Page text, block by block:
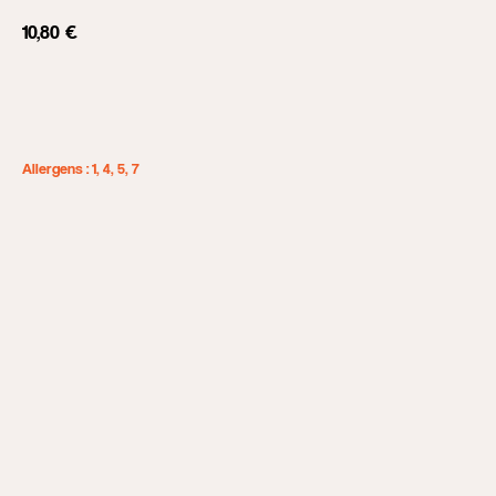
10,80 €
Allergens : 1, 4, 5, 7